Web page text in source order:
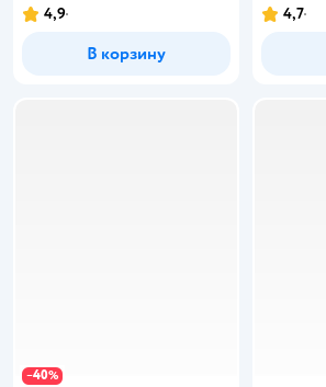
4,9
В корзину
4,7
−40%